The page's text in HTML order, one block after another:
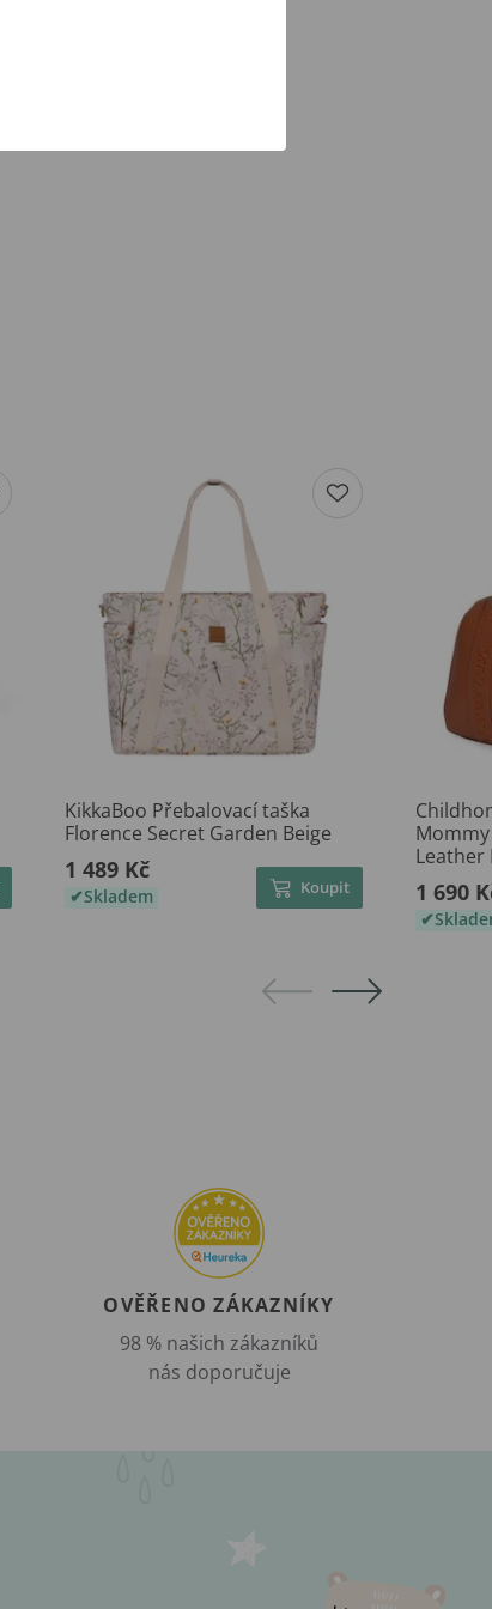
KikkaBoo Přebalovací taška
Florence Secret Garden Beige
1 489 Kč
Skladem Koupit
Leather
1 690
OVĚŘENO ZÁKAZNÍKY
98 % našich zákazníků
nás doporučuje